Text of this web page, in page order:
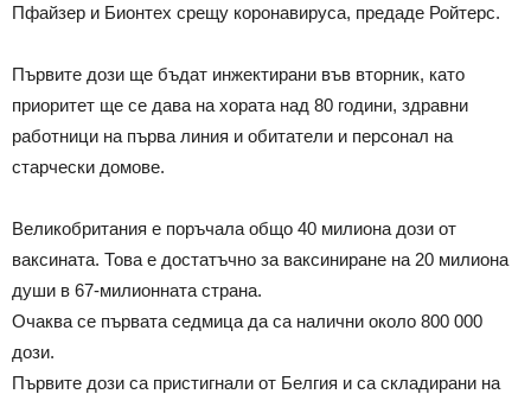
Пфайзер и Бионтех срещу коронавируса, предаде Ройтерс.
Първите дози ще бъдат инжектирани във вторник, като
приоритет ще се дава на хората над 80 години, здравни
работници на първа линия и обитатели и персонал на
старчески домове.
Великобритания е поръчала общо 40 милиона дози от
ваксината. Това е достатъчно за ваксиниране на 20 милиона
души в 67-милионната страна.
Очаква се първата седмица да са налични около 800 000
дози.
Първите дози са пристигнали от Белгия и са складирани на